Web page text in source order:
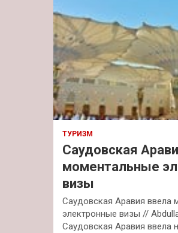
ТУРИЗМ
Саудовская
моментальные
визы
Саудовская Аравия ввела
электронные визы //
Саудовская Аравия ввела